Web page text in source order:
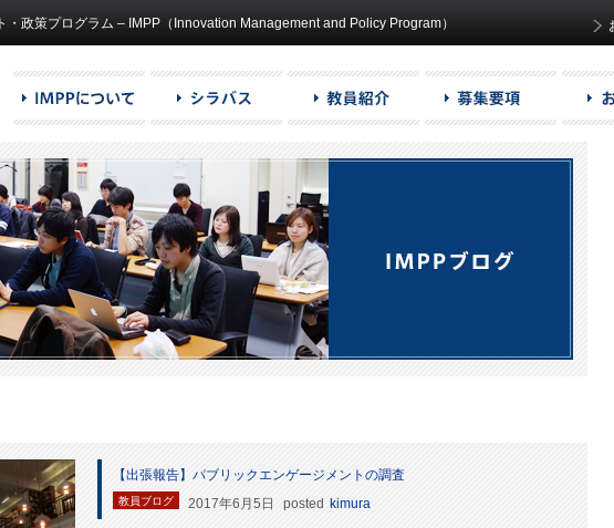
・政策プログラム – IMPP（Innovation Management and Policy Program）
【出張報告】パブリックエンゲージメントの調査
教員ブログ 2017年6月5日 posted kimura